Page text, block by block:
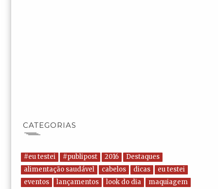
CATEGORIAS
#eu testei #publipost 2016
Destaques
alimentação saudável
cabelos dicas
eu testei
eventos
lançamentos look do dia
maquiagem